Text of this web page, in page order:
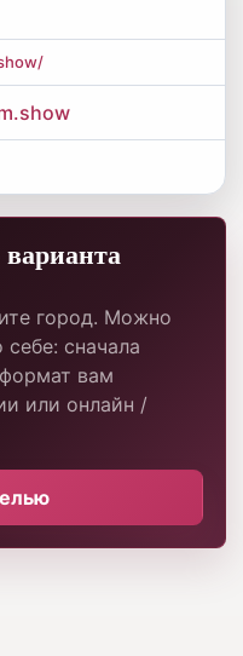
город. Можно
сначала
вам
или онлайн /